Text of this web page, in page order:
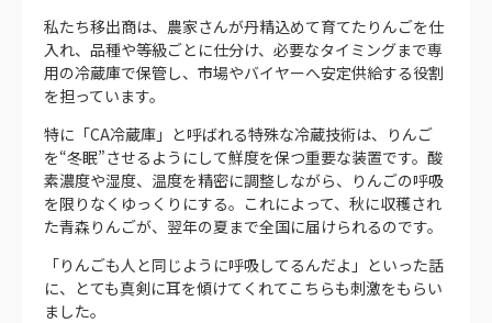
私たち移出商は、農家さんが丹精込めて育てたりんごを仕
入れ、品種や等級ごとに仕分け、必要なタイミングまで専
用の冷蔵庫で保管し、市場やバイヤーへ安定供給する役割
を担っています。
特に「CA冷蔵庫」と呼ばれる特殊な冷蔵技術は、りんご
を“冬眠”させるようにして鮮度を保つ重要な装置です。酸
素濃度や湿度、温度を精密に調整しながら、りんごの呼吸
を限りなくゆっくりにする。これによって、秋に収穫され
た青森りんごが、翌年の夏まで全国に届けられるのです。
「りんごも人と同じように呼吸してるんだよ」といった話
に、とても真剣に耳を傾けてくれてこちらも刺激をもらい
ました。